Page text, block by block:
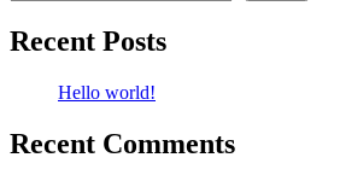
Recent Posts
Hello world!
Recent Comments